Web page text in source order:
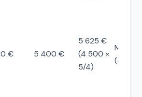
€ 5 400 €
5 625 €
(4 500 ×
5/4)
(+ 225